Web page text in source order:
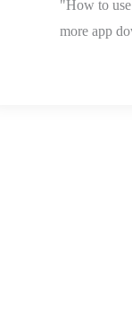
"How to
more app